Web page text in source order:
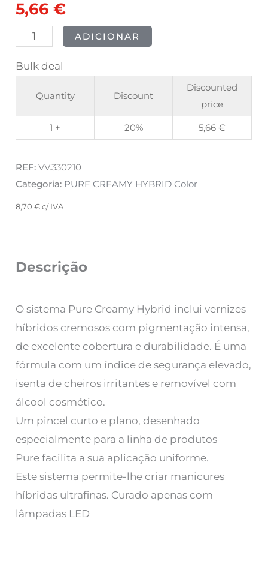
5,66€
Parrot
8ml
ADICIONAR
Bulk deal
Quantity Discount
Discounted
price
1 + 20% 5,66€
REF:VV.330210
Categoria: PURE CREAMY HYBRID Color
8,70€ c/ IVA
Descrição
O sistema Pure Creamy Hybrid inclui vernizes
híbridos cremosos com pigmentação intensa,
de excelente cobertura e durabilidade. É uma
fórmula com um índice de segurança elevado,
isenta de cheiros irritantes e removível com
álcool cosmético.
Um pincel curto e plano, desenhado
especialmente para a linha de produtos
Pure facilita a sua aplicação uniforme.
Este sistema permite-lhe criar manicures
híbridas ultrafinas. Curado apenas com
lâmpadas LED